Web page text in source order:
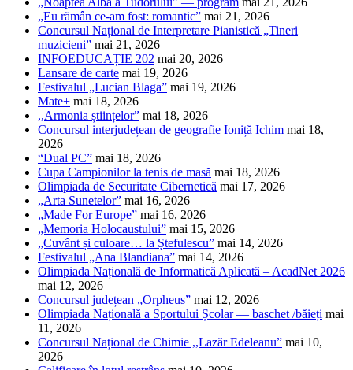
„Eu rămân ce-am fost: romantic” mai 21, 2026
Concursul Național de Interpretare Pianistică „Tineri
muzicieni” mai 21, 2026
INFOEDUCAȚIE 202 mai 20, 2026
Lansare de carte mai 19, 2026
Festivalul „Lucian Blaga” mai 19, 2026
Mate+ mai 18, 2026
,,Armonia științelor” mai 18, 2026
Concursul interjudețean de geografie Ioniță Ichim mai 18,
2026
“Dual PC” mai 18, 2026
Cupa Campionilor la tenis de masă mai 18, 2026
Olimpiada de Securitate Cibernetică mai 17, 2026
„Arta Sunetelor” mai 16, 2026
„Made For Europe” mai 16, 2026
„Memoria Holocaustului” mai 15, 2026
„Cuvânt și culoare… la Ștefulescu” mai 14, 2026
Festivalul „Ana Blandiana” mai 14, 2026
Olimpiada Națională de Informatică Aplicată – AcadNet 2026
mai 12, 2026
Concursul județean „Orpheus” mai 12, 2026
Olimpiada Națională a Sportului Școlar — baschet /băieți mai
11, 2026
Concursul Național de Chimie ,,Lazăr Edeleanu” mai 10,
2026